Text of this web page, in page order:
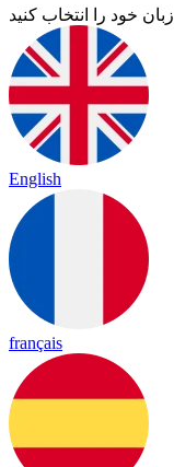
زبان خود را انتخاب کنید
English
français